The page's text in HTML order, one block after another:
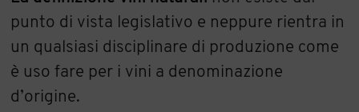
punto di vista legislativo e neppure rientra in
un qualsiasi disciplinare di produzione come
è uso fare per i vini a denominazione
d’origine.